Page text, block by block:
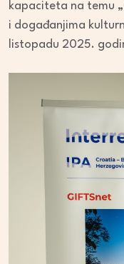
kapaciteta na temu
i događanjima
listopadu 2025.